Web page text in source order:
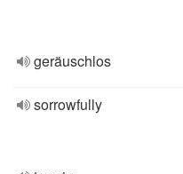
geräuschlos
sorrowfully